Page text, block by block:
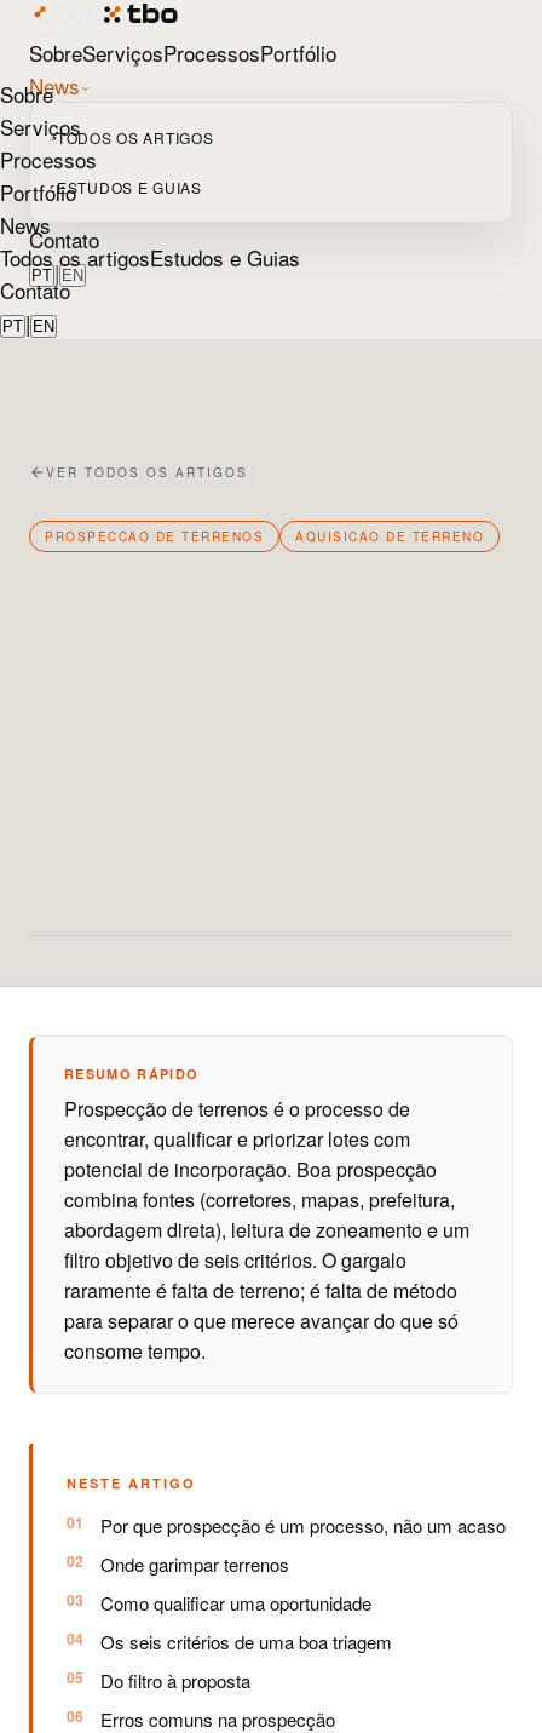
SobreServiçosProcessosPortfólio
News
TODOS OS ARTIGOS
ESTUDOS E GUIAS
Contato
PT | EN
Sobre
Serviços
Processos
Portfólio
News
Todos os artigosEstudos e Guias
Contato
PT | EN
VER TODOS OS ARTIGOS
PROSPECCAO DE TERRENOS AQUISICAO DE TERRENO
RESUMO RÁPIDO
Prospecção de terrenos é o processo de
encontrar, qualificar e priorizar lotes com
potencial de incorporação. Boa prospecção
combina fontes (corretores, mapas, prefeitura,
abordagem direta), leitura de zoneamento e um
filtro objetivo de seis critérios. O gargalo
raramente é falta de terreno; é falta de método
para separar o que merece avançar do que só
consome tempo.
NESTE ARTIGO
Por que prospecção é um processo, não um acaso
Onde garimpar terrenos
Como qualificar uma oportunidade
Os seis critérios de uma boa triagem
Do filtro à proposta
Erros comuns na prospecção